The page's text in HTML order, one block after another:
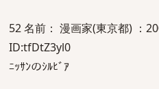
52 名前： 漫画家(東京都) ：
ID:tfDtZ3yl0
ﾆｯｻﾝのｼﾙﾋﾞｱ